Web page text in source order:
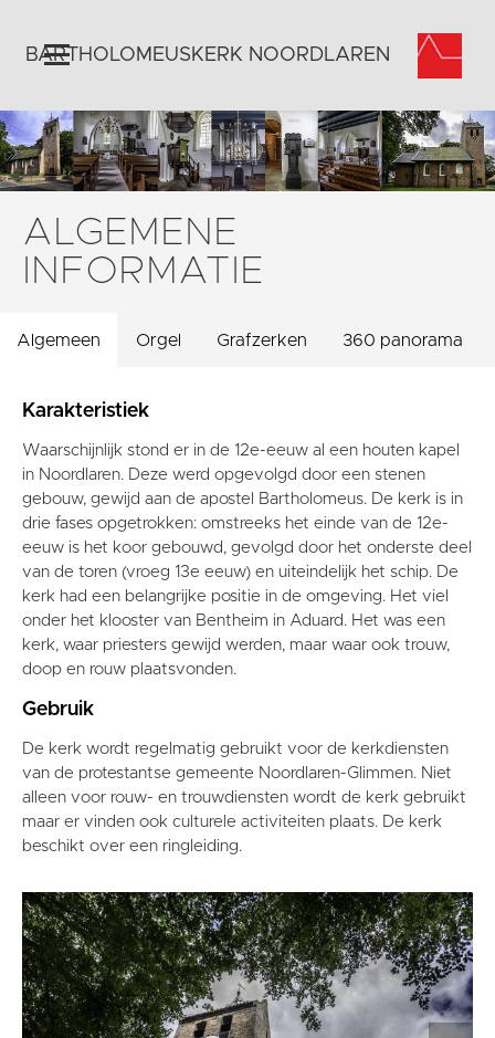
Home
Algemeen
Historie
Omgeving
Activiteiten
Vaktaal
BARTHOLOMEUSKERK NOORDLAREN
ALGEMENE
INFORMATIE
Algemeen Orgel Grafzerken 360 panorama
Karakteristiek
Waarschijnlijk stond er in de 12e-eeuw al een houten kapel
in Noordlaren. Deze werd opgevolgd door een stenen
gebouw, gewijd aan de apostel Bartholomeus. De kerk is in
drie fases opgetrokken: omstreeks het einde van de 12e-
eeuw is het koor gebouwd, gevolgd door het onderste deel
van de toren (vroeg 13e eeuw) en uiteindelijk het schip. De
kerk had een belangrijke positie in de omgeving. Het viel
onder het klooster van Bentheim in Aduard. Het was een
kerk, waar priesters gewijd werden, maar waar ook trouw,
doop en rouw plaatsvonden.
Gebruik
De kerk wordt regelmatig gebruikt voor de kerkdiensten
van de protestantse gemeente Noordlaren-Glimmen. Niet
alleen voor rouw- en trouwdiensten wordt de kerk gebruikt
maar er vinden ook culturele activiteiten plaats. De kerk
beschikt over een ringleiding.